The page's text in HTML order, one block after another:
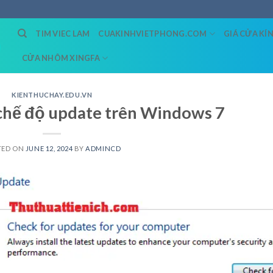
TIM VIEC LAM CUAKINHVIETPHONG.COM GIÁ CỬA
CỬA NHÔM XINGFA
KIENTHUCHAY.EDU.VN
độ update trên Windows 7
ON JUNE 12, 2024 BY ADMINCD